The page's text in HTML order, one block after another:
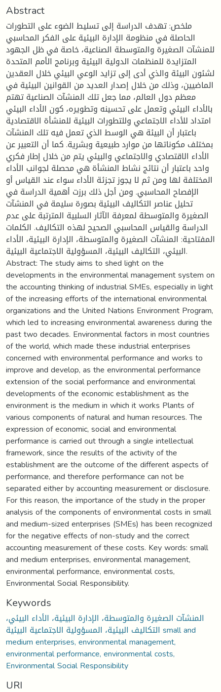
Abstract
ملخص: تهدف الدراسة إلى تسليط الضوء على التطورات
الحاصلة في منظومة الإدارة البيئية على الفكر المحاسبي
للمنشآت الصغيرة والمتوسطة الصناعية، خاصة في ظل الجهود
المتزايدة للمنظمات الدولية البيئية وبرنامج الأمم المتحدة
لشئون البيئة والذي أدى إلى تزايد الوعي البيئي خلال العقدين
الماضيين، وذلك من خلال إصدار العديد من القوانين البيئية في
معظم دول العالم، مما جعل تلك المنشآت الصناعية تهتم
بالأداء البيئي وتعمل على تحسينه وتطويره، كون الأداء البيئي
امتداد للأداء الاجتماعي وللتطورات البيئية للمنشأة الاقتصادية
باعتبار أن البيئة هي الوسط الذي تعمل فيه تلك المنشآت
بمختلف مكوناتها من موارد طبيعية وبشرية. كما أن التعبير عن
الأداء الاقتصادي والاجتماعي والبيئي يتم من خلال إطار فكري
واحد باعتبار أن نتائج نشاط المنشأة هي محصلة لجوانب الأداء
المختلفة لها ومن ثم لا يجوز تجزئة الأداء سواء عند القياس أو
الإفصاح المحاسبي. ومن أجل ذلك برزت أهمية الدراسة في
تحليل عناصر التكاليف البيئية بصورة سليمة في المنشآت
الصغيرة والمتوسطة لمعرفة الآثار السلبية المترتبة على عدم
الدراسة والقياس المحاسبي الصحيح لهذه التكاليف. الكلمات
المفتاحية: المنشآت الصغيرة والمتوسطة، الإدارة البيئية، الأداء
البيئي، التكاليف البيئية، المسؤولية الاجتماعية البيئية.
Abstract: The study aims to shed light on the
developments in the environmental management system on
the accounting thinking of industrial SMEs, especially in light
of the increasing efforts of the international environmental
organizations and the United Nations Environment Program,
which led to increasing environmental awareness during the
past two decades. Environmental factors in most countries
of the world, which made these industrial enterprises
concerned with environmental performance and works to
improve and develop, as the environmental performance
extension of the social performance and environmental
developments of the economic establishment as the
environment is the medium in which it works Plants of
various components of natural and human resources. The
expression of economic, social and environmental
performance is carried out through a single intellectual
framework, since the results of the activity of the
establishment are the outcome of the different aspects of
performance, and therefore performance can not be
separated either by accounting measurement or disclosure.
For this reason, the importance of the study in the proper
analysis of the components of environmental costs in small
and medium-sized enterprises (SMEs) has been recognized
for the negative effects of non-study and the correct
accounting measurement of these costs. Key words: small
and medium enterprises, environmental management,
environmental performance, environmental costs,
Environmental Social Responsibility.
Keywords
المنشآت الصغيرة والمتوسطة، الإدارة البيئية، الأداء البيئي،
التكاليف البيئية، المسؤولية الاجتماعية البيئية small and
medium enterprises, environmental management,
environmental performance, environmental costs,
Environmental Social Responsibility
URI